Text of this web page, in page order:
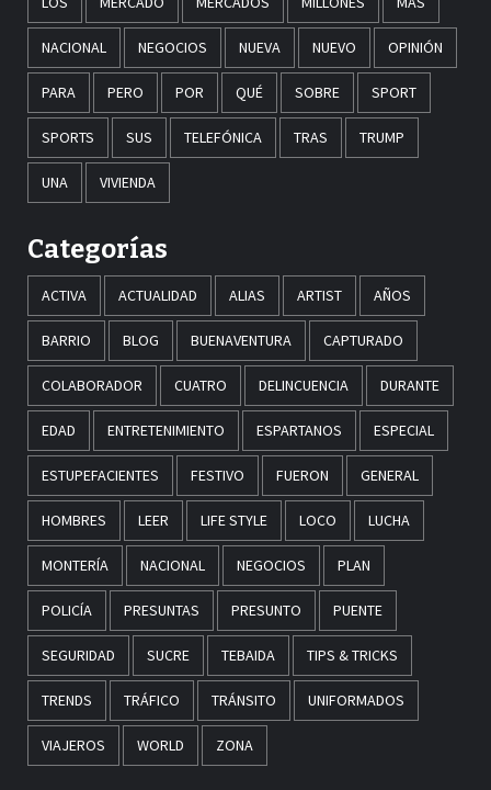
NACIONAL NEGOCIOS NUEVA NUEVO OPINIÓN
PARA PERO POR QUÉ SOBRE SPORT
SPORTS SUS TELEFÓNICA TRAS TRUMP
UNA VIVIENDA
Categorías
ACTIVA ACTUALIDAD ALIAS ARTIST AÑOS
BARRIO BLOG BUENAVENTURA CAPTURADO
COLABORADOR CUATRO DELINCUENCIA DURANTE
EDAD ENTRETENIMIENTO ESPARTANOS ESPECIAL
ESTUPEFACIENTES FESTIVO FUERON GENERAL
HOMBRES LEER LIFE STYLE LOCO LUCHA
MONTERÍA NACIONAL NEGOCIOS PLAN
POLICÍA PRESUNTAS PRESUNTO PUENTE
SEGURIDAD SUCRE TEBAIDA TIPS & TRICKS
TRENDS TRÁFICO TRÁNSITO UNIFORMADOS
VIAJEROS WORLD ZONA